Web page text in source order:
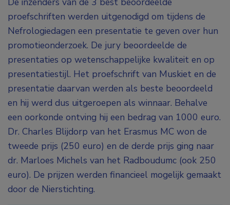
proefschriften werden uitgenodigd om tijdens de
Nefrologiedagen een presentatie te geven over hun
promotieonderzoek. De jury beoordeelde de
presentaties op wetenschappelijke kwaliteit en op
presentatiestijl. Het proefschrift van Muskiet en de
presentatie daarvan werden als beste beoordeeld
en hij werd dus uitgeroepen als winnaar. Behalve
een oorkonde ontving hij een bedrag van 1000 euro.
Dr. Charles Blijdorp van het Erasmus MC won de
tweede prijs (250 euro) en de derde prijs ging naar
dr. Marloes Michels van het Radboudumc (ook 250
euro). De prijzen werden financieel mogelijk gemaakt
door de Nierstichting.